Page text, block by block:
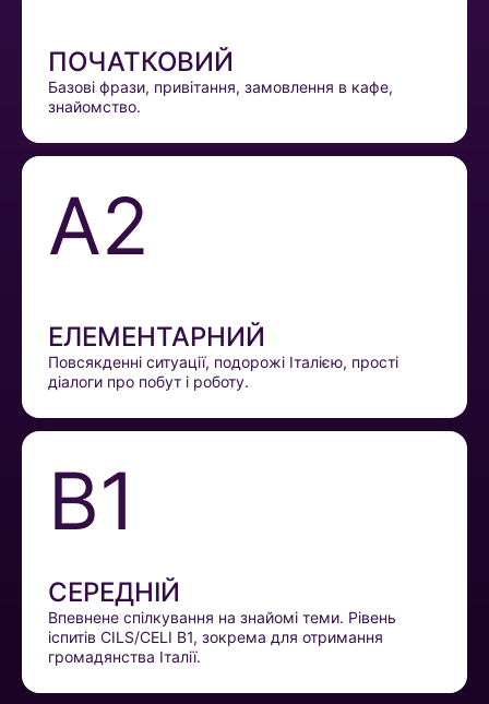
ПОЧАТКОВИЙ
Базові фрази, привітання, замовлення в кафе,
знайомство.
A2
ЕЛЕМЕНТАРНИЙ
Повсякденні ситуації, подорожі Італією, прості
діалоги про побут і роботу.
B1
СЕРЕДНІЙ
Впевнене спілкування на знайомі теми. Рівень
іспитів CILS/CELI B1, зокрема для отримання
громадянства Італії.